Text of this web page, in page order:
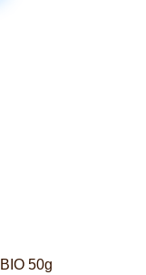
50g